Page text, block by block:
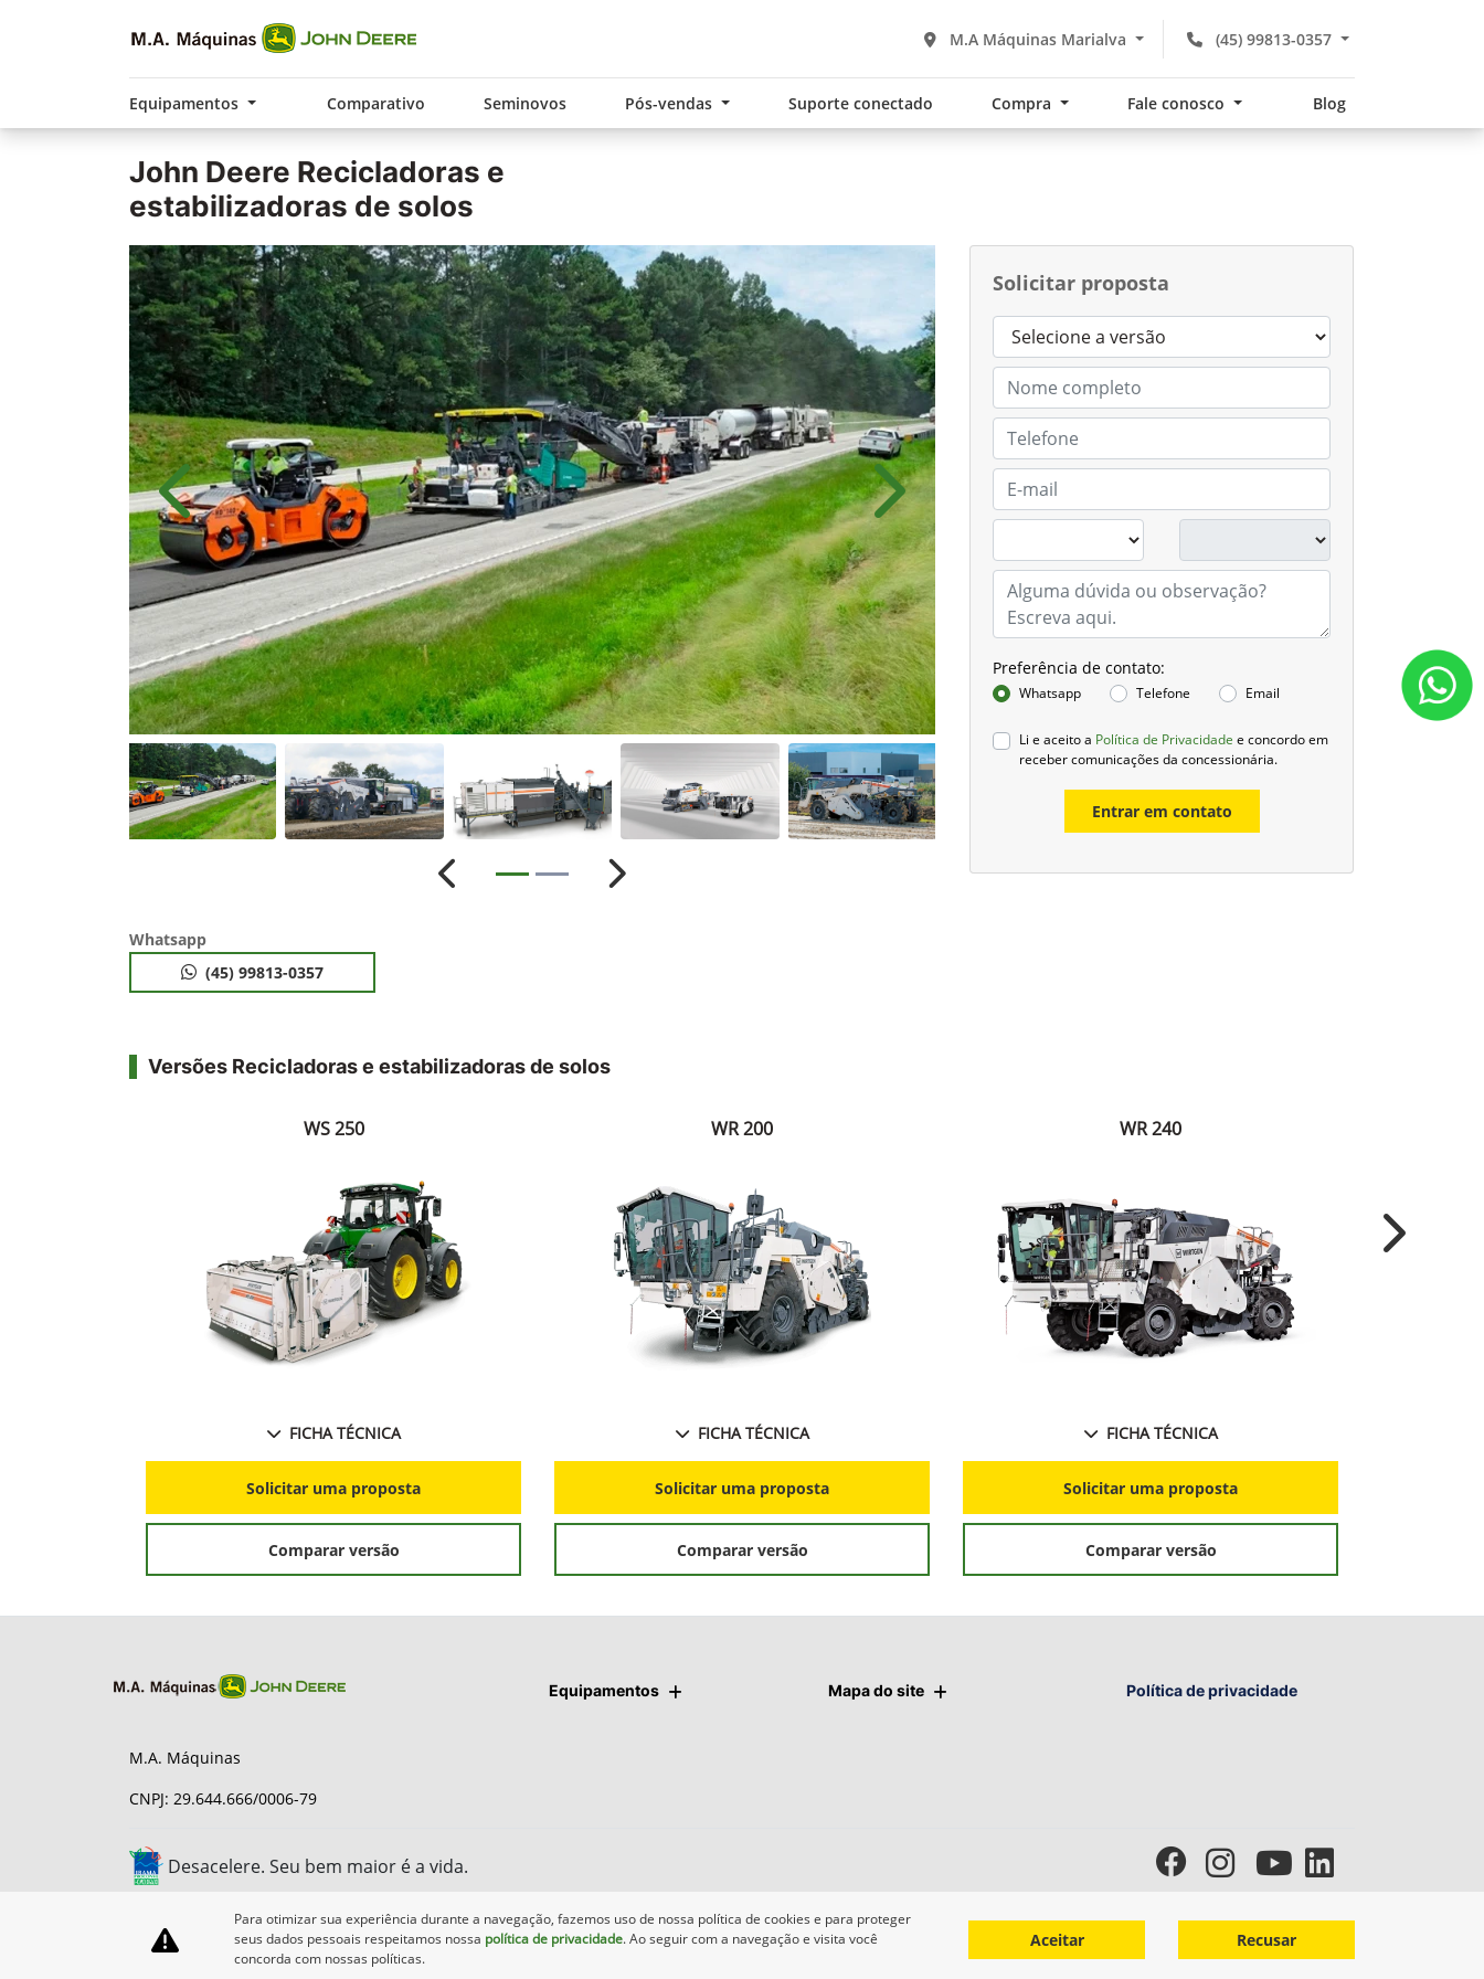
(45) 99813-0357
M.A Máquinas Marialva
Equipamentos Comparativo Seminovos Pós-vendas Suporte conectado Compra Fale conosco Blog
John Deere Recicladoras e
estabilizadoras de solos
Solicitar proposta
Preferência de contato:
Whatsapp Telefone Email
Li e aceito a Política de Privacidade e concordo em
receber comunicações da concessionária.
Entrar em contato
Anterior Próximo
Anterior Próximo
Whatsapp
(45) 99813-0357
Versões Recicladoras e estabilizadoras de solos
WS 250
FICHA TÉCNICA
Solicitar uma proposta
Comparar versão
WR 200
FICHA TÉCNICA
Solicitar uma proposta
Comparar versão
WR 240
FICHA TÉCNICA
Solicitar uma proposta
Comparar versão
Next
Equipamentos Mapa do site Política de privacidade
M.A. Máquinas
CNPJ: 29.644.666/0006-79
Desacelere. Seu bem maior é a vida.
Para otimizar sua experiência durante a navegação, fazemos uso de nossa política de cookies e para proteger
seus dados pessoais respeitamos nossa política de privacidade. Ao seguir com a navegação e visita você
concorda com nossas políticas.
Aceitar Recusar